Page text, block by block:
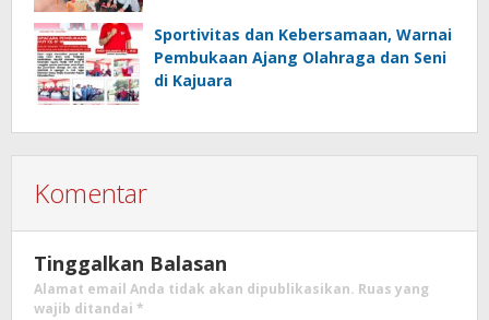
Sportivitas dan Kebersamaan, Warnai
Pembukaan Ajang Olahraga dan Seni
di Kajuara
Komentar
Tinggalkan Balasan
Alamat email Anda tidak akan dipublikasikan. Ruas yang
wajib ditandai *